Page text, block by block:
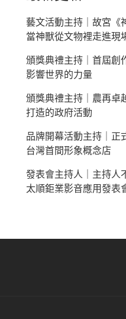
藝文活動主持｜故宮《
當神獸從文物裡走進現
頒獎典禮主持｜首屆創
影響世界的力量
頒獎典禮主持｜農再卓
打造的政府活動
品牌開幕活動主持｜正
台灣首間形象概念店
發表會主持人｜主持人
太順鉅業影音應用發表